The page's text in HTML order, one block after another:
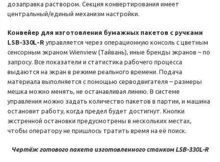
дозаправка раствором. Секция конвертирования имеет
центральный/единый механизм настройки.
Конвейер для изготовления бумажных пакетов с ручками
LSB-330L-R управляется через операционную консоль с цветным
сенсорным экраном Wienview (Тайвань), иные бренды экранов – по
запросу. Все показатели и статистика рабочего процесса
выдаются на экран в режиме реального времени. Подача
материала выполняется с помощью серводвигателя – размеры
мешка можно менять, не останавливая линию. В системе
управления можно задать количество пакетов в партии, и машина
остановит работу, когда предел будет достигнут. Кнопки
экстренной остановки предусмотрены в нескольких местах,
чтобы оператору не пришлось тратить время на её поиск.
Чертёж готового пакета изготовленного станком LSB-330L-R